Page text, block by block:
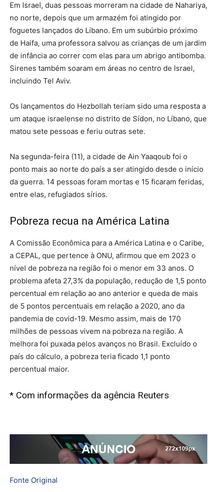
Em Israel, duas pessoas morreram na cidade de Nahariya,
no norte, depois que um armazém foi atingido por
foguetes lançados do Líbano. Em um subúrbio próximo
de Haifa, uma professora salvou as crianças de um jardim
de infância ao correr com elas para um abrigo antibomba.
Sirenes também soaram em áreas no centro de Israel,
incluindo Tel Aviv.
Os lançamentos do Hezbollah teriam sido uma resposta a
um ataque israelense no distrito de Sídon, no Líbano, que
matou sete pessoas e feriu outras sete.
Na segunda-feira (11), a cidade de Ain Yaaqoub foi o
ponto mais ao norte do país a ser atingido desde o início
da guerra. 14 pessoas foram mortas e 15 ficaram feridas,
entre elas, refugiados sírios.
Pobreza recua na América Latina
A Comissão Econômica para a América Latina e o Caribe,
a CEPAL, que pertence à ONU, afirmou que em 2023 o
nível de pobreza na região foi o menor em 33 anos. O
problema afeta 27,3% da população, redução de 1,5 ponto
percentual em relação ao ano anterior e queda de mais
de 5 pontos percentuais em relação a 2020, ano da
pandemia de covid-19. Mesmo assim, mais de 170
milhões de pessoas vivem na pobreza na região. A
melhora foi puxada pelos avanços no Brasil. Excluído o
país do cálculo, a pobreza teria ficado 1,1 ponto
percentual maior.
* Com informações da agência Reuters
Fonte Original